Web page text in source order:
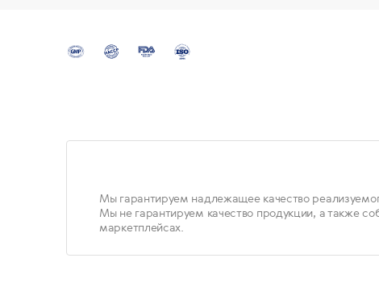
Мы гарантируем надлежащее качество
Мы не гарантируем качество продукции, а также
маркетплейсах.